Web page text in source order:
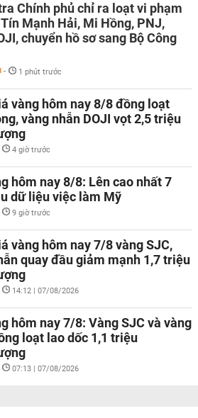
Chính phủ chỉ ra loạt vi phạm
Mạnh Hải, Mi Hồng, PNJ,
chuyển hồ sơ sang Bộ Công
- 1 phút trước
vàng hôm nay 8/8 đồng loạt
vàng nhẫn DOJI vọt 2,5 triệu
4 giờ trước
hôm nay 8/8: Lên cao nhất 7
dữ liệu việc làm Mỹ
9 giờ trước
vàng hôm nay 7/8 vàng SJC,
quay đầu giảm mạnh 1,7 triệu
14:12 | 07/08/2026
hôm nay 7/8: Vàng SJC và vàng
loạt lao dốc 1,1 triệu
07:13 | 07/08/2026